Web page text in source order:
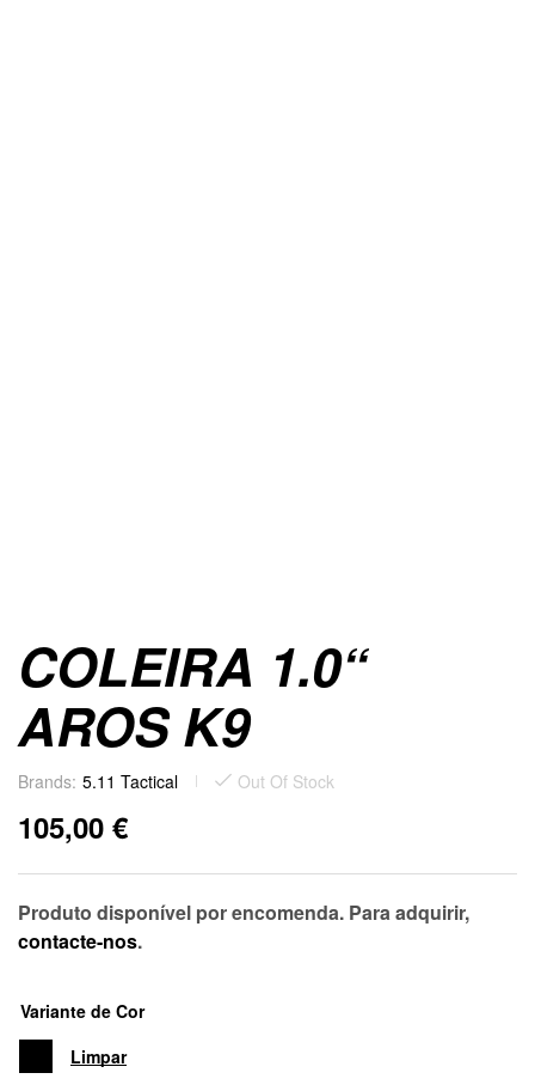
COLEIRA 1.0“
AROS K9
Brands: 5.11 Tactical Out Of Stock
105,00 €
Produto disponível por encomenda. Para adquirir,
contacte-nos.
Variante de Cor
Limpar